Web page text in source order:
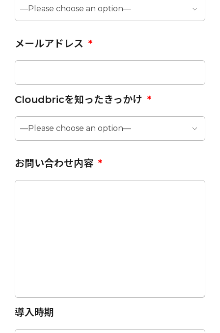
メールアドレス *
Cloudbricを知ったきっかけ *
お問い合わせ内容 *
導入時期